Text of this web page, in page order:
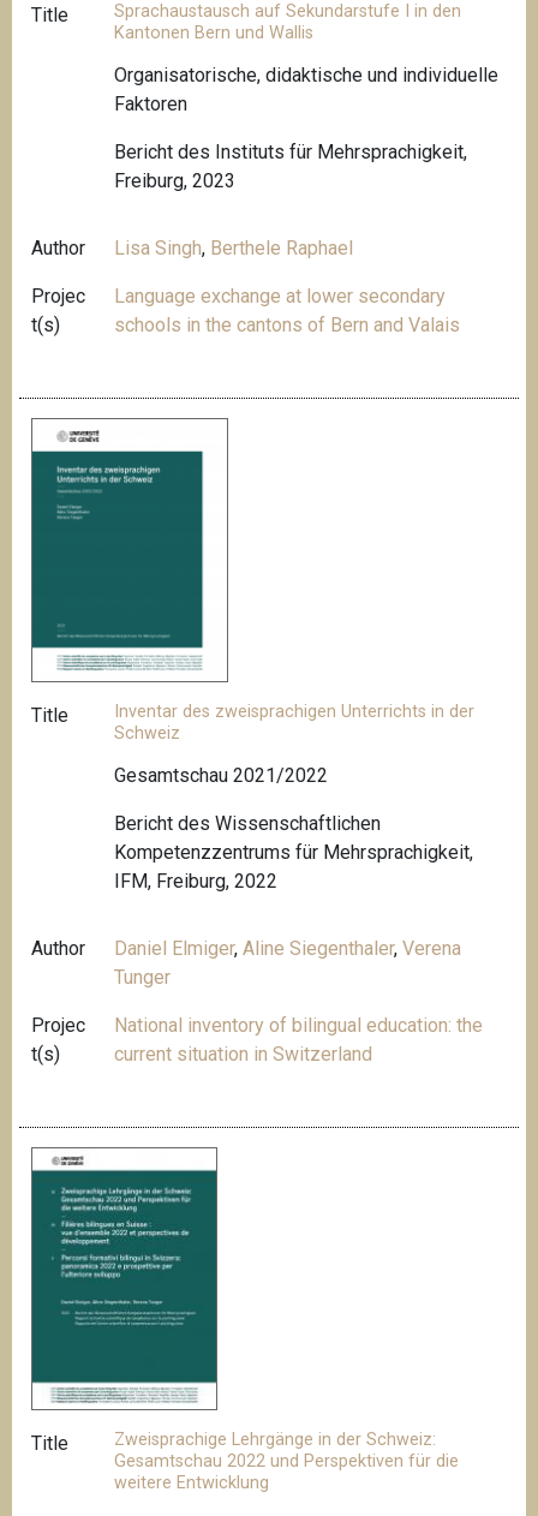
Title
Sprachaustausch auf Sekundarstufe I in den
Kantonen Bern und Wallis
Organisatorische, didaktische und individuelle
Faktoren
Bericht des Instituts für Mehrsprachigkeit,
Freiburg, 2023
Author Lisa Singh, Berthele Raphael
Projec
t(s)
Language exchange at lower secondary
schools in the cantons of Bern and Valais
Title
Inventar des zweisprachigen Unterrichts in der
Schweiz
Gesamtschau 2021/2022
Bericht des Wissenschaftlichen
Kompetenzzentrums für Mehrsprachigkeit,
IFM, Freiburg, 2022
Author Daniel Elmiger,Aline Siegenthaler,Verena
Tunger
Projec
t(s)
National inventory of bilingual education: the
current situation in Switzerland
Title
Zweisprachige Lehrgänge in der Schweiz:
Gesamtschau 2022 und Perspektiven für die
weitere Entwicklung